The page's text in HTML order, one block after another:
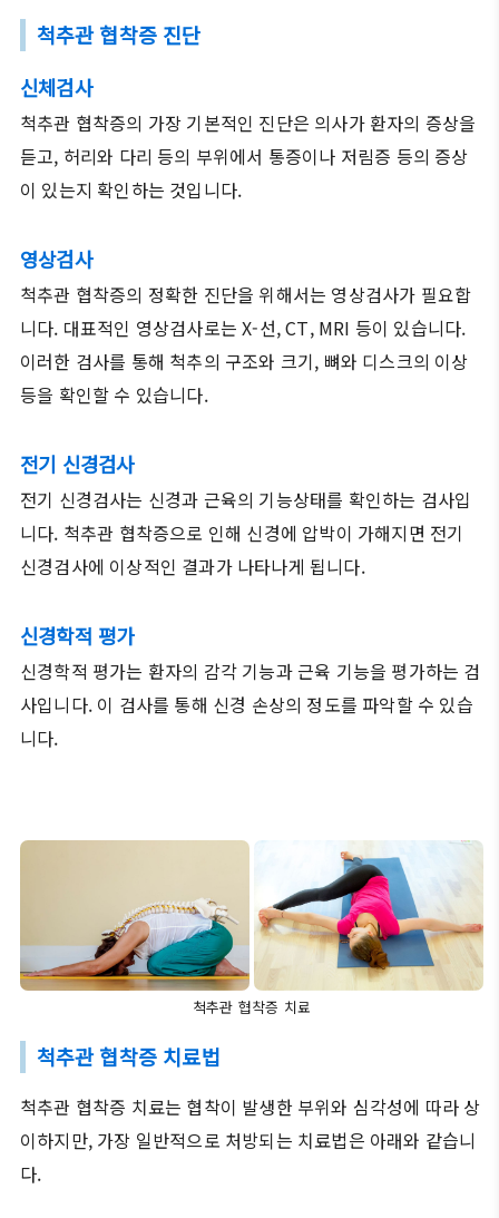
척추관 협착증 진단
신체검사
척추관 협착증의 가장 기본적인 진단은 의사가 환자의 증상을
듣고, 허리와 다리 등의 부위에서 통증이나 저림증 등의 증상
이 있는지 확인하는 것입니다.
영상검사
척추관 협착증의 정확한 진단을 위해서는 영상검사가 필요합
니다. 대표적인 영상검사로는 X-선, CT, MRI 등이 있습니다.
이러한 검사를 통해 척추의 구조와 크기, 뼈와 디스크의 이상
등을 확인할 수 있습니다.
전기 신경검사
전기 신경검사는 신경과 근육의 기능상태를 확인하는 검사입
니다. 척추관 협착증으로 인해 신경에 압박이 가해지면 전기
신경검사에 이상적인 결과가 나타나게 됩니다.
신경학적 평가
신경학적 평가는 환자의 감각 기능과 근육 기능을 평가하는 검
사입니다. 이 검사를 통해 신경 손상의 정도를 파악할 수 있습
니다.
척추관 협착증 치료
척추관 협착증 치료법
척추관 협착증 치료는 협착이 발생한 부위와 심각성에 따라 상
이하지만, 가장 일반적으로 처방되는 치료법은 아래와 같습니
다.